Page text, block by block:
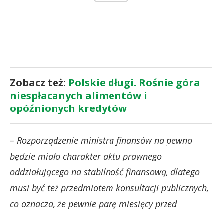
Zobacz też: Polskie długi. Rośnie góra
niespłacanych alimentów i
opóźnionych kredytów
– Rozporządzenie ministra finansów na pewno
będzie miało charakter aktu prawnego
oddziałującego na stabilność finansową, dlatego
musi być też przedmiotem konsultacji publicznych,
co oznacza, że pewnie parę miesięcy przed